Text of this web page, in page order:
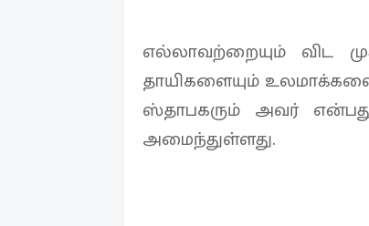
எல்லாவற்றையும் விட
தாயிகளையும்
ஸ்தாபகரும் அவர்
அமைந்துள்ளது.